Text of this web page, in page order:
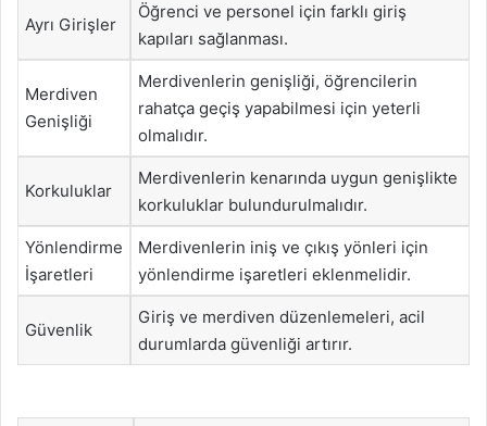
Ayrı Girişler
Öğrenci ve personel için farklı giriş
kapıları sağlanması.
Merdiven
Genişliği
Merdivenlerin genişliği, öğrencilerin
rahatça geçiş yapabilmesi için yeterli
olmalıdır.
Korkuluklar
Merdivenlerin kenarında uygun genişlikte
korkuluklar bulundurulmalıdır.
Yönlendirme
İşaretleri
Merdivenlerin iniş ve çıkış yönleri için
yönlendirme işaretleri eklenmelidir.
Güvenlik
Giriş ve merdiven düzenlemeleri, acil
durumlarda güvenliği artırır.